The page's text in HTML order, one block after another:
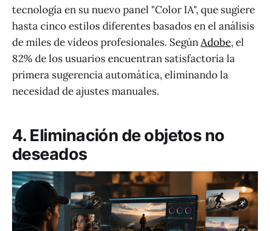
tecnología en su nuevo panel "Color IA", que sugiere
hasta cinco estilos diferentes basados en el análisis
de miles de vídeos profesionales. SegúnAdobe, el
82% de los usuarios encuentran satisfactoria la
primera sugerencia automática, eliminando la
necesidad de ajustes manuales.
4. Eliminación de objetos no
deseados